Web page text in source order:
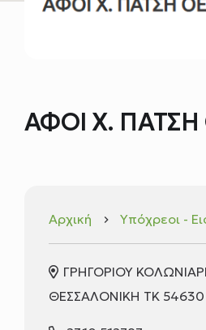
ΑΦΟΙ Χ. ΠΑΤΣΗ
Αρχική keyboard_arrow_right Υπόχρεοι -
ΓΡΗΓΟΡΙΟΥ
ΘΕΣΣΑΛΟΝΙΚΗ ΤΚ 54630